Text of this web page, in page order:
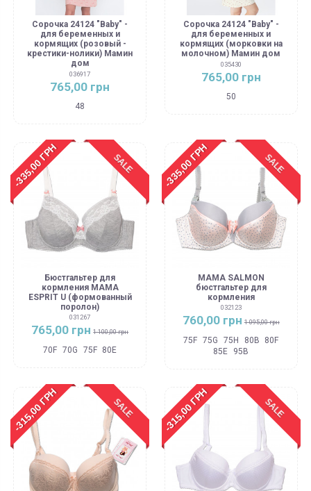
Сорочка 24124 "Baby" -
для беременных и
кормящих (розовый -
крестики-нолики) Мамин
дом
036917
765,00 грн
48
Сорочка 24124 "Baby" -
для беременных и
кормящих (морковки на
молочном) Мамин дом
035430
765,00 грн
50
SALE
-335,00 ГРН
Бюстгальтер для
кормления MAMA
ESPRIT U (формованный
поролон)
031267
765,00 грн 1 100,00 грн
70F 70G 75F 80E
SALE
-335,00 ГРН
MAMA SALMON
бюстгальтер для
кормления
032123
760,00 грн 1 095,00 грн
75F 75G 75H 80B
80F
85E
95B
SALE
-315,00 ГРН SALE
-315,00 ГРН